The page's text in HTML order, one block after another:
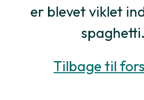
er blevet viklet
spaghetti.
Tilbage til